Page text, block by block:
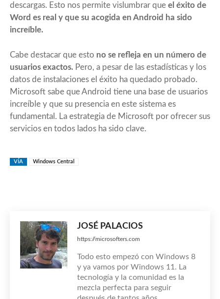
descargas. Esto nos permite vislumbrar que el éxito de
Word es real y que su acogida en Android ha sido
increíble.
Cabe destacar que esto no se refleja en un número de
usuarios exactos. Pero, a pesar de las estadísticas y los
datos de instalaciones el éxito ha quedado probado.
Microsoft sabe que Android tiene una base de usuarios
increíble y que su presencia en este sistema es
fundamental. La estrategia de Microsoft por ofrecer sus
servicios en todos lados ha sido clave.
VÍA Windows Central
JOSÉ PALACIOS
https://microsofters.com
Todo esto empezó con Windows 8
y ya vamos por Windows 11. La
tecnología y la comunidad es la
mezcla perfecta para seguir